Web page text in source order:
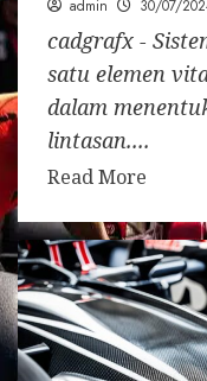
admin 30/07/
cadgrafx -
satu elemen
dalam
lintasan....
Read More